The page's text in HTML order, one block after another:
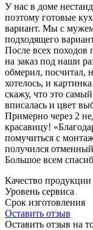
У нас в доме
поэтому готовые
вариант. Мы с
подходящего
После всех
на заказ под наши
обмерил, посчитал,
хотелось, и
скажу, что это
вписалась и цвет
Примерно через 2
красавицу!
помучиться с
получился
Большое всем
Качество продукции
Уровень сервиса
Срок изготовления
Оставить отзыв
Оставить отзыв на